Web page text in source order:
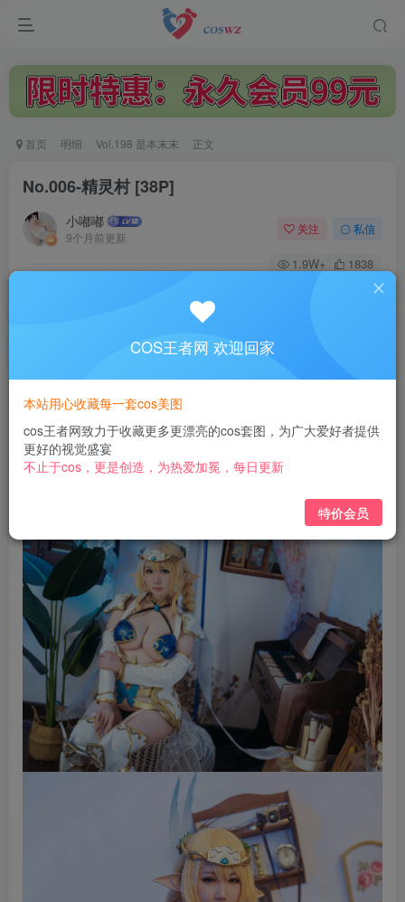
首页 明细 Vol.198 是本末末 正文
No.006-精灵村 [38P]
小嘟嘟
9个月前更新
关注 私信
1.9W+ 1838
此内容为付费阅读，请付费后查看
3
黄金会员免费 钻石会员 免费
立即购买
COS王者网 欢迎回家
本站用心收藏每一套cos美图
cos王者网致力于收藏更多更漂亮的cos套图，为广大爱好者提供
更好的视觉盛宴
不止于cos，更是创造，为热爱加冕，每日更新
特价会员